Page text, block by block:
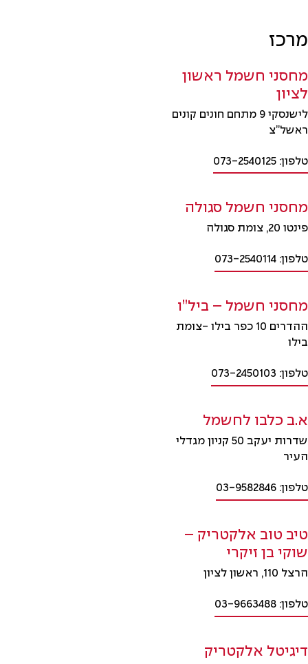
מרכז
מחסני חשמל ראשון
לציון
לישנסקי 9 מתחם חונים קונים
ראשל”צ
טלפון: 073-2540125
מחסני חשמל סגולה
פינטו 20, צומת סגולה
טלפון: 073-2540114
מחסני חשמל – ביל”ו
ההדרים 10 כפר בילו -צומת
בילו
טלפון: 073-2450103
א.ב כלבו לחשמל
שדרות יעקב 50 קניון מגדלי
העיר
טלפון: 03-9582846
טיב טוב אלקטריק –
שוקי בן זיקרי
הרצל 110, ראשון לציון
טלפון: 03-9663488
דיגיטל אלקטריק